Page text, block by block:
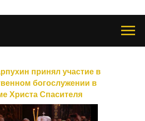
принял участие в
богослужении в
Христа Спасителя